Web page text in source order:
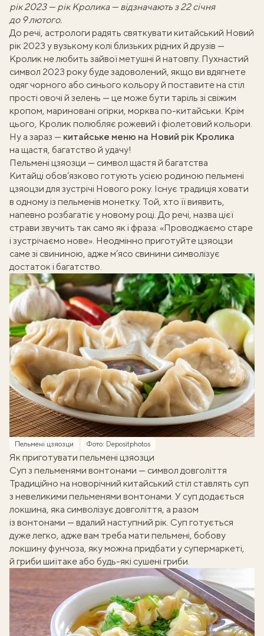
рік 2023 — рік Кролика — відзначають з 22 січня
до 9 лютого.
До речі, астрологи радять святкувати китайський Новий
рік 2023 у вузькому колі близьких рідних й друзів —
Кролик не любить зайвої метушні й натовпу. Пухнастий
символ 2023 року буде задоволений, якщо ви вдягнете
одяг чорного або синього кольору й поставите на стіл
прості овочі й зелень — це може бути таріль зі свіжим
кропом, мариновані огірки, морква по-китайськи. Крім
цього, Кролик полюбляє рожевий і фіолетовий кольори.
Ну а зараз — китайське меню на Новий рік Кролика
на щастя, багатство й удачу!
Пельмені цзяозци — символ щастя й багатства
Китайці обов’язково готують усією родиною пельмені
цзяоцзи для зустрічі Нового року. Існує традиція ховати
в одному із пельменів монетку. Той, хто її виявить,
напевно розбагатіє у новому році. До речі, назва цієї
страви звучить так само як і фраза: «Проводжаємо старе
і зустрічаємо нове». Неодмінно приготуйте цзяоцзи
саме зі свининою, адже м’ясо свинини символізує
достаток і багатство.
Пельмені цзяозци Фото: Depositphotos
Як приготувати пельмені цзяозци
Суп з пельменями вонтонами — символ довголіття
Традиційно на новорічний китайський стіл ставлять суп
з невеликими пельменями вонтонами. У суп додається
локшина, яка символізує довголіття, а разом
із вонтонами — вдалий наступний рік. Суп готується
дуже легко, адже вам треба мати пельмені, бобову
локшину фунчоза, яку можна придбати у супермаркеті,
й гриби шиїтаке або будь-які сушені гриби.